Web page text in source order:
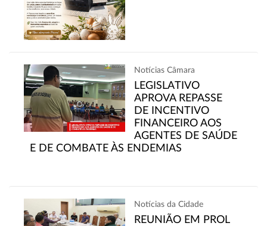
Notícias Câmara
LEGISLATIVO
APROVA REPASSE
DE INCENTIVO
FINANCEIRO AOS
AGENTES DE SAÚDE
E DE COMBATE ÀS ENDEMIAS
Notícias da Cidade
REUNIÃO EM PROL